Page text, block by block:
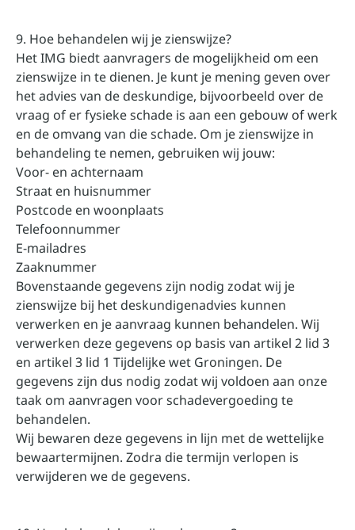
9. Hoe behandelen wij je zienswijze?
Het IMG biedt aanvragers de mogelijkheid om een
zienswijze in te dienen. Je kunt je mening geven over
het advies van de deskundige, bijvoorbeeld over de
vraag of er fysieke schade is aan een gebouw of werk
en de omvang van die schade. Om je zienswijze in
behandeling te nemen, gebruiken wij jouw:
Voor- en achternaam
Straat en huisnummer
Postcode en woonplaats
Telefoonnummer
E-mailadres
Zaaknummer
Bovenstaande gegevens zijn nodig zodat wij je
zienswijze bij het deskundigenadvies kunnen
verwerken en je aanvraag kunnen behandelen. Wij
verwerken deze gegevens op basis van artikel 2 lid 3
en artikel 3 lid 1 Tijdelijke wet Groningen. De
gegevens zijn dus nodig zodat wij voldoen aan onze
taak om aanvragen voor schadevergoeding te
behandelen.
Wij bewaren deze gegevens in lijn met de wettelijke
bewaartermijnen. Zodra die termijn verlopen is
verwijderen we de gegevens.